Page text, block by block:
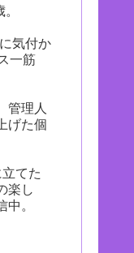
気付か
一筋
管理人
げた個
てた
楽し
。